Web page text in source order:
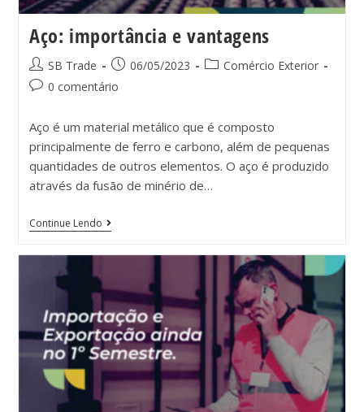
Aço: importância e vantagens
SB Trade 06/05/2023
Comércio Exterior
0 comentário
Aço é um material metálico que é composto
principalmente de ferro e carbono, além de pequenas
quantidades de outros elementos. O aço é produzido
através da fusão de minério de…
Continue Lendo